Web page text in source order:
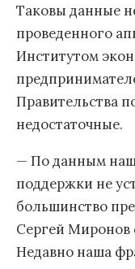
Таковы данные
проведенного
Институтом
Правительства
недостаточные.
— По данным
поддержки не
большинство
Сергей Миронов
Недавно наша